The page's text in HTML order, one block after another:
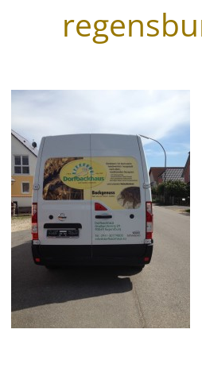
Wegeleitsysteme
Digitaldruck & Großformat
Fahrzeugbeschriftungen
Glasveredelung
Werbegrafik & Drucksachen
Vergoldungen
Werbetürme & Pylone